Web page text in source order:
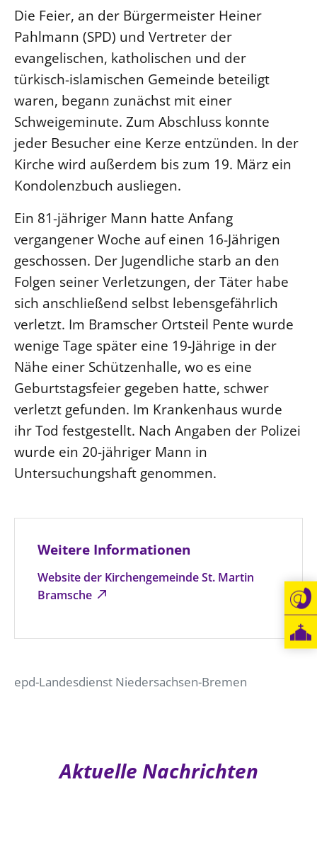
Weitere Informationen
Website der Kirchengemeinde St. Martin
Bramsche
Die Feier, an der Bürgermeister Heiner
Pahlmann (SPD) und Vertreter der
evangelischen, katholischen und der
türkisch-islamischen Gemeinde beteiligt
waren, begann zunächst mit einer
Schweigeminute. Zum Abschluss konnte
jeder Besucher eine Kerze entzünden. In der
Kirche wird außerdem bis zum 19. März ein
Kondolenzbuch ausliegen.
Ein 81-jähriger Mann hatte Anfang
vergangener Woche auf einen 16-Jährigen
geschossen. Der Jugendliche starb an den
Folgen seiner Verletzungen, der Täter habe
sich anschließend selbst lebensgefährlich
verletzt. Im Bramscher Ortsteil Pente wurde
wenige Tage später eine 19-Jährige in der
Nähe einer Schützenhalle, wo es eine
Geburtstagsfeier gegeben hatte, schwer
verletzt gefunden. Im Krankenhaus wurde
ihr Tod festgestellt. Nach Angaben der Polizei
wurde ein 20-jähriger Mann in
Untersuchungshaft genommen.
epd-Landesdienst Niedersachsen-Bremen
Aktuelle Nachrichten
MITARBEIT
Ehrenamt
Beruf
Freie Stellen
BIBLIOTHEK & ARCHIV
SERVICE
Älterwerden im Pfarrberuf
Beteiligungsverfahren
Beschwerdestellen
Ephoralbüro
Finanzplanung
Fundraising
IT-Service
Corporate Design
Interventionsplan
Jahresgespräche
Kantine Speiseplan
Kirchliches Amtsblatt
Kirchliche Verwaltung
Klimaschutzgesetz
Öffentlichkeitsarbeit
Personalausschuss
Projektmanagement
Terminstundenplaner